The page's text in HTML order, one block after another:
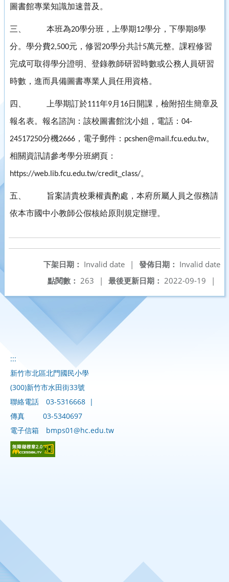
圖書館專業知識加速普及。
三、 本班為20學分班，上學期12學分，下學期8學
分。學分費2,500元，修習20學分共計5萬元整。課程修習
完成可取得學分證明、登錄教師研習時數或公務人員研習
時數，進而具備圖書專業人員任用資格。
四、 上學期訂於111年9月 16日開課，檢附招生簡章及
報名表。報名諮詢：該校圖書館沈小姐，電話： 04-
24517250分機2666 ，電子郵件： pcshen@mail.fcu.edu.tw。
相關資訊請參考學分班網頁：
https://web.lib.fcu.edu.tw/credit_class/。
五、
旨案請貴校秉權責酌處，本府所屬人員之假務請
依本市國中小教師公假核給原則規定辦理。
發佈日期： Invalid date
下架日期： Invalid date
|
最後更新日期： 2022-09-19 |
點閱數： 263 |
:::
新竹市北區北門國民小學
(300)新竹市水田街33號
聯絡電話
03-5316668 |
傳真
03-5340697
電子信箱
bmps01@hc.edu.tw